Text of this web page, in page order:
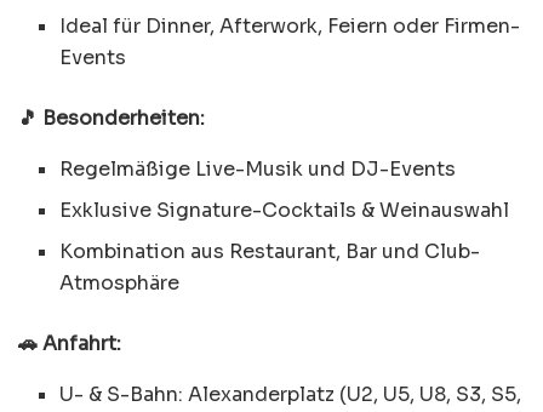
Ideal für Dinner, Afterwork, Feiern oder Firmen-
Events
🎵 Besonderheiten:
Regelmäßige Live-Musik und DJ-Events
Exklusive Signature-Cocktails & Weinauswahl
Kombination aus Restaurant, Bar und Club-
Atmosphäre
🚗 Anfahrt:
U- & S-Bahn: Alexanderplatz (U2, U5, U8, S3, S5,